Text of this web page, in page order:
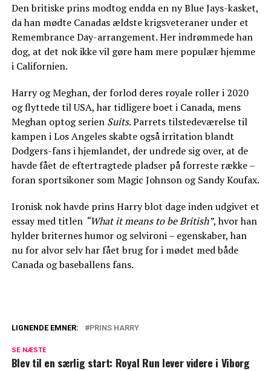
Den britiske prins modtog endda en ny Blue Jays-kasket,
da han mødte Canadas ældste krigsveteraner under et
Remembrance Day-arrangement. Her indrømmede han
dog, at det nok ikke vil gøre ham mere populær hjemme
i Californien.
Harry og Meghan, der forlod deres royale roller i 2020
og flyttede til USA, har tidligere boet i Canada, mens
Meghan optog serien Suits. Parrets tilstedeværelse til
kampen i Los Angeles skabte også irritation blandt
Dodgers-fans i hjemlandet, der undrede sig over, at de
havde fået de eftertragtede pladser på forreste række –
foran sportsikoner som Magic Johnson og Sandy Koufax.
Ironisk nok havde prins Harry blot dage inden udgivet et
essay med titlen “What it means to be British”, hvor han
hylder briternes humor og selvironi – egenskaber, han
nu for alvor selv har fået brug for i mødet med både
Canada og baseballens fans.
at ny dokumentar ødelægger alt
LIGNENDE EMNER: PRINS HARRY
SE NÆSTE
Blev til en særlig start: Royal Run lever videre i Viborg